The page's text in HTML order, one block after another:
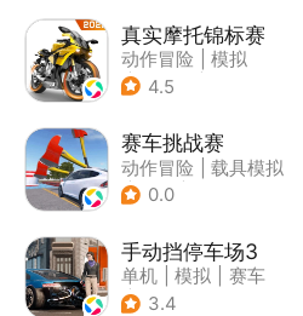
真实摩托锦标赛
动作冒险
模拟
| 摩托车
4.5
赛车挑战赛
动作冒险
载具模拟
| 汽车
0.0
手动挡停车场3
单机 模拟
赛车
| 开放世界
3.4